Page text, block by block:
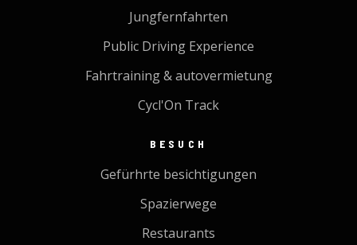
Jungfernfahrten
Public Driving Experience
Fahrtraining & autovermietung
Cycl'On Track
BESUCH
Gefürhrte besichtigungen
Spazierwege
Restaurants